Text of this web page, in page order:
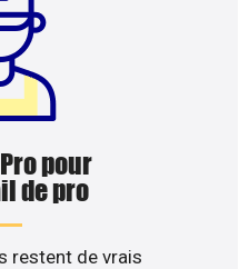
pour
de pro
restent de vrais